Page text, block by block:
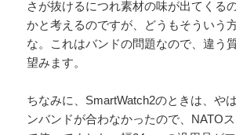
さが抜けるにつれ素材の味が出てくる
かと考えるのですが、どうもそういう
な。これはバンドの問題なので、違う
望みます。
ちなみに、SmartWatch2のときは、や
ンバンドが合わなかったので、NATO